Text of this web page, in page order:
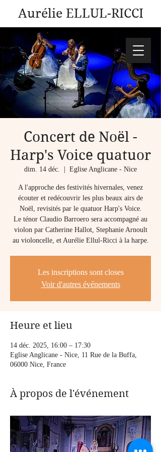
Aurélie ELLUL-RICCI
Concert de Noël -
Harp's Voice quatuor
dim. 14 déc. Eglise Anglicane - Nice
A l'approche des festivités hivernales, venez
écouter et redécouvrir les plus beaux airs de
Noël, revisités par le quatuor Harp's Voice.
Le ténor Claudio Barroero sera accompagné au
violon par Catherine Hallot, Stephanie Arnoult
au violoncelle, et Aurélie Ellul-Ricci à la harpe.
Les inscriptions sont closes
Voir d'autres événements
Heure et lieu
14 déc. 2025, 16:00 – 17:30
Eglise Anglicane - Nice, 11 Rue de la Buffa,
06000 Nice, France
À propos de l'événement